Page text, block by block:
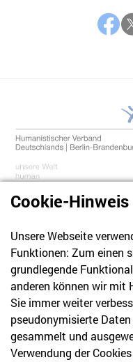
030 61 39 04 10
info@hvd-bb.de
Newsletter
Bleiben Sie mit
Stand mit Themen, die
Cookie-Hinweis
Unsere Webseite
Funktionen: Zum einen
grundlegende
anderen können wir mit
Sie immer weiter
pseudonymisierte
gesammelt und
Verwendung der